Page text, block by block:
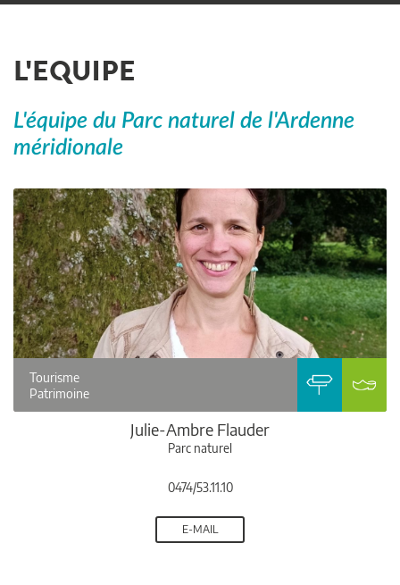
L'EQUIPE
L'équipe du Parc naturel de l'Ardenne
méridionale
Tourisme
Patrimoine
Julie-Ambre Flauder
Parc naturel
0474/53.11.10
E-MAIL